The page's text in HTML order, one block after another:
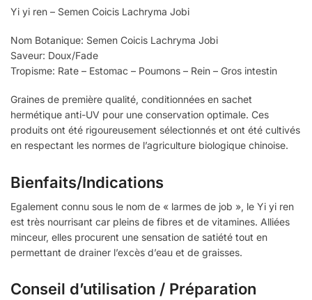
Yi yi ren – Semen Coicis Lachryma Jobi
Nom Botanique: Semen Coicis Lachryma Jobi
Saveur: Doux/Fade
Tropisme: Rate – Estomac – Poumons – Rein – Gros intestin
Graines de première qualité, conditionnées en sachet
hermétique anti-UV pour une conservation optimale. Ces
produits ont été rigoureusement sélectionnés et ont été cultivés
en respectant les normes de l’agriculture biologique chinoise.
Bienfaits/Indications
Egalement connu sous le nom de « larmes de job », le Yi yi ren
est très nourrisant car pleins de fibres et de vitamines. Alliées
minceur, elles procurent une sensation de satiété tout en
permettant de drainer l’excès d’eau et de graisses.
Conseil d’utilisation / Préparation